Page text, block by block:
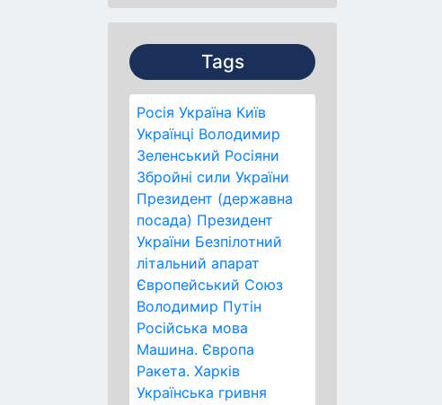
Tags
Росія Україна Київ
Українці Володимир
Зеленський Росіяни
Збройні сили України
Президент (державна
посада) Президент
України Безпілотний
літальний апарат
Європейський Союз
Володимир Путін
Російська мова
Машина. Європа
Ракета. Харків
Українська гривня